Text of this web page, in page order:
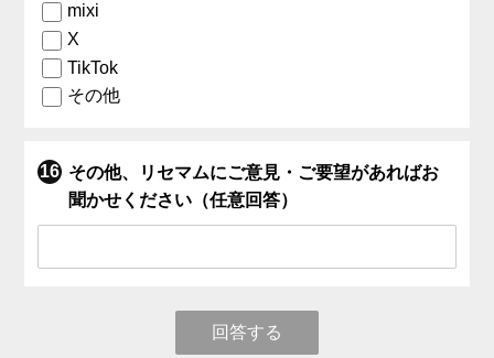
mixi
X
TikTok
その他
その他、リセマムにご意見・ご要望があればお
聞かせください（任意回答）
回答する